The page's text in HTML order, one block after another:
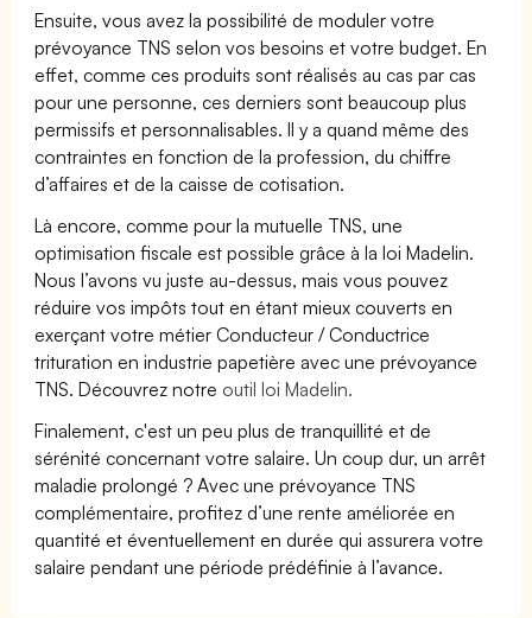
Ensuite, vous avez la possibilité de moduler votre
prévoyance TNS selon vos besoins et votre budget. En
effet, comme ces produits sont réalisés au cas par cas
pour une personne, ces derniers sont beaucoup plus
permissifs et personnalisables. Il y a quand même des
contraintes en fonction de la profession, du chiffre
d’affaires et de la caisse de cotisation.
Là encore, comme pour la mutuelle TNS, une
optimisation fiscale est possible grâce à la loi Madelin.
Nous l’avons vu juste au-dessus, mais vous pouvez
réduire vos impôts tout en étant mieux couverts en
exerçant votre métier Conducteur / Conductrice
trituration en industrie papetière avec une prévoyance
TNS. Découvrez notre outil loi Madelin.
Finalement, c'est un peu plus de tranquillité et de
sérénité concernant votre salaire. Un coup dur, un arrêt
maladie prolongé ? Avec une prévoyance TNS
complémentaire, profitez d’une rente améliorée en
quantité et éventuellement en durée qui assurera votre
salaire pendant une période prédéfinie à l’avance.